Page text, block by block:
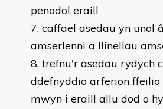
penodol eraill
caffael asedau yn unol
amserlenni a llinellau
trefnu'r asedau rydych
ddefnyddio arferion
mwyn i eraill allu dod o